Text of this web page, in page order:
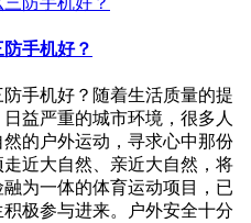
手机好？
手机好？随着生活质量的提
益严重的城市环境，很多人
的户外运动，寻求心中那份
近大自然、亲近大自然，将
为一体的体育运动项目，已
极参与进来。户外安全十分